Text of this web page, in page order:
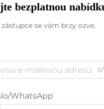
bezplatnou
zástupce se vám brzy ozve.
0/
WhatsApp